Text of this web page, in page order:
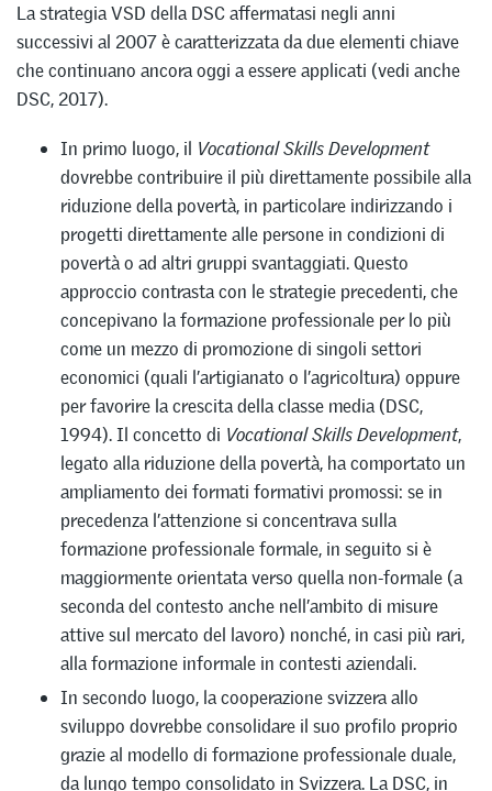
La strategia VSD della DSC affermatasi negli anni
successivi al 2007 è caratterizzata da due elementi chiave
che continuano ancora oggi a essere applicati (vedi anche
DSC, 2017).
In primo luogo, il Vocational Skills Development
dovrebbe contribuire il più direttamente possibile alla
riduzione della povertà, in particolare indirizzando i
progetti direttamente alle persone in condizioni di
povertà o ad altri gruppi svantaggiati. Questo
approccio contrasta con le strategie precedenti, che
concepivano la formazione professionale per lo più
come un mezzo di promozione di singoli settori
economici (quali l’artigianato o l’agricoltura) oppure
per favorire la crescita della classe media (DSC,
1994). Il concetto di Vocational Skills Development,
legato alla riduzione della povertà, ha comportato un
ampliamento dei formati formativi promossi: se in
precedenza l’attenzione si concentrava sulla
formazione professionale formale, in seguito si è
maggiormente orientata verso quella non-formale (a
seconda del contesto anche nell’ambito di misure
attive sul mercato del lavoro) nonché, in casi più rari,
alla formazione informale in contesti aziendali.
In secondo luogo, la cooperazione svizzera allo
sviluppo dovrebbe consolidare il suo profilo proprio
grazie al modello di formazione professionale duale,
da lungo tempo consolidato in Svizzera. La DSC, in